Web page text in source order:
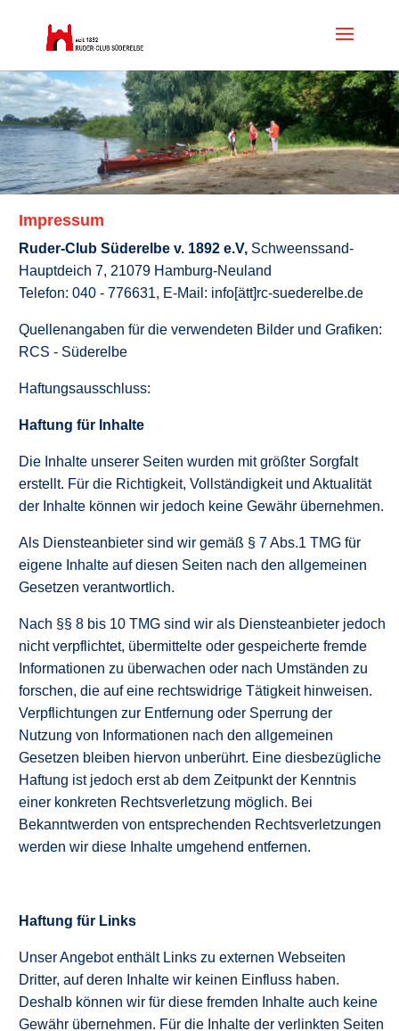
Impressum
Ruder-Club Süderelbe v. 1892 e.V, Schweenssand-
Hauptdeich 7, 21079 Hamburg-Neuland
Telefon: 040 - 776631, E-Mail: info[ätt]rc-suederelbe.de
Quellenangaben für die verwendeten Bilder und Grafiken:
RCS - Süderelbe
Haftungsausschluss:
Haftung für Inhalte
Die Inhalte unserer Seiten wurden mit größter Sorgfalt
erstellt. Für die Richtigkeit, Vollständigkeit und Aktualität
der Inhalte können wir jedoch keine Gewähr übernehmen.
Als Diensteanbieter sind wir gemäß § 7 Abs.1 TMG für
eigene Inhalte auf diesen Seiten nach den allgemeinen
Gesetzen verantwortlich.
Nach §§ 8 bis 10 TMG sind wir als Diensteanbieter jedoch
nicht verpflichtet, übermittelte oder gespeicherte fremde
Informationen zu überwachen oder nach Umständen zu
forschen, die auf eine rechtswidrige Tätigkeit hinweisen.
Verpflichtungen zur Entfernung oder Sperrung der
Nutzung von Informationen nach den allgemeinen
Gesetzen bleiben hiervon unberührt. Eine diesbezügliche
Haftung ist jedoch erst ab dem Zeitpunkt der Kenntnis
einer konkreten Rechtsverletzung möglich. Bei
Bekanntwerden von entsprechenden Rechtsverletzungen
werden wir diese Inhalte umgehend entfernen.
Haftung für Links
Unser Angebot enthält Links zu externen Webseiten
Dritter, auf deren Inhalte wir keinen Einfluss haben.
Deshalb können wir für diese fremden Inhalte auch keine
Gewähr übernehmen. Für die Inhalte der verlinkten Seiten